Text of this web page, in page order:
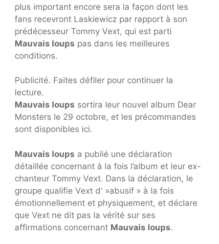
plus important encore sera la façon dont les
fans recevront Laskiewicz par rapport à son
prédécesseur Tommy Vext, qui est parti
Mauvais loups pas dans les meilleures
conditions.
Publicité. Faites défiler pour continuer la
lecture.
Mauvais loups sortira leur nouvel album Dear
Monsters le 29 octobre, et les précommandes
sont disponibles ici.
Mauvais loups a publié une déclaration
détaillée concernant à la fois l’album et leur ex-
chanteur Tommy Vext. Dans la déclaration, le
groupe qualifie Vext d' »abusif » à la fois
émotionnellement et physiquement, et déclare
que Vext ne dit pas la vérité sur ses
affirmations concernant Mauvais loups.